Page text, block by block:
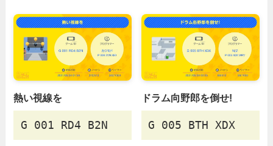
熱い視線を
G 001 RD4 B2N
ドラム向野郎を倒せ!
G 005 BTH XDX